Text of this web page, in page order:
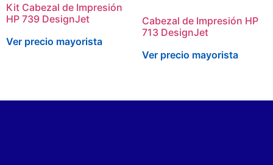
Kit Cabezal de Impresión
HP 739 DesignJet
Ver precio mayorista
Cabezal de Impresión HP
713 DesignJet
Ver precio mayorista